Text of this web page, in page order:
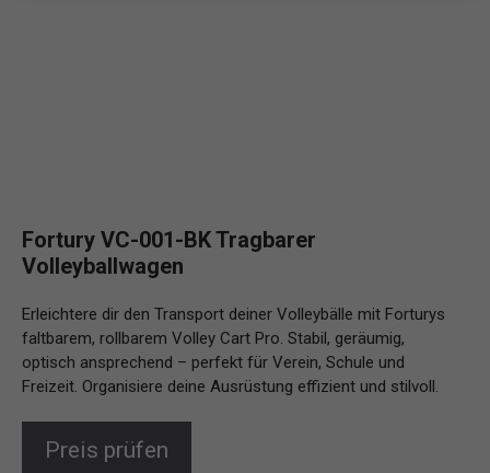
Fortury VC-001-BK Tragbarer
Volleyballwagen
Erleichtere dir den Transport deiner Volleybälle mit Forturys
faltbarem, rollbarem Volley Cart Pro. Stabil, geräumig,
optisch ansprechend – perfekt für Verein, Schule und
Freizeit. Organisiere deine Ausrüstung effizient und stilvoll.
Preis prüfen